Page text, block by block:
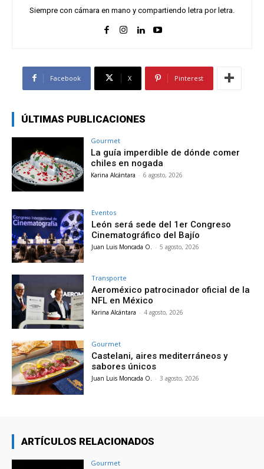
Siempre con cámara en mano y compartiendo letra por letra.
Facebook X Pinterest
ÚLTIMAS PUBLICACIONES
Gourmet
La guía imperdible de dónde comer
chiles en nogada
Karina Alcántara - 6 agosto, 2026
Eventos
León será sede del 1er Congreso
Cinematográfico del Bajío
Juan Luis Moncada O. - 5 agosto, 2026
Transporte
Aeroméxico patrocinador oficial de la
NFL en México
Karina Alcántara - 4 agosto, 2026
Gourmet
Castelani, aires mediterráneos y
sabores únicos
Juan Luis Moncada O. - 3 agosto, 2026
ARTÍCULOS RELACIONADOS
Gourmet